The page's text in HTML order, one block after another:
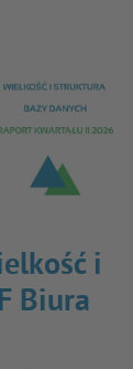
i
Biura